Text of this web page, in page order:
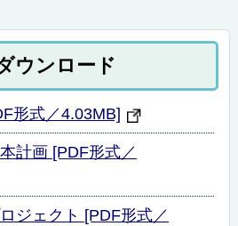
ウンロード
形式／4.03MB]
計画 [PDF形式／
ジェクト [PDF形式／